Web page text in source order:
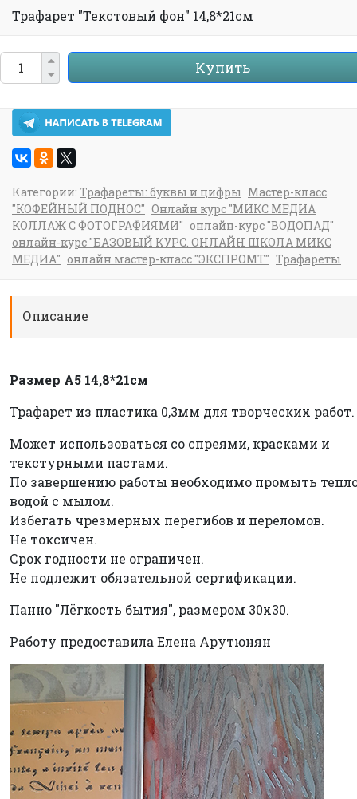
Трафарет "Текстовый фон" 14,8*21см
Купить
Категории: Трафареты: буквы и цифры Мастер-класс
"КОФЕЙНЫЙ ПОДНОС" Онлайн курс "МИКС МЕДИА
КОЛЛАЖ С ФОТОГРАФИЯМИ" онлайн-курс "ВОДОПАД"
онлайн-курс "БАЗОВЫЙ КУРС. ОНЛАЙН ШКОЛА МИКС
МЕДИА" онлайн мастер-класс "ЭКСПРОМТ" Трафареты
Описание
Размер А5 14,8*21см
Трафарет из пластика 0,3мм для творческих работ.
Может использоваться со спреями, красками и
текстурными пастами.
По завершению работы необходимо промыть
водой с мылом.
Избегать чрезмерных перегибов и переломов.
Не токсичен.
Срок годности не ограничен.
Не подлежит обязательной сертификации.
Панно "Лёгкость бытия", размером 30х30.
Работу предоставила Елена Арутюнян